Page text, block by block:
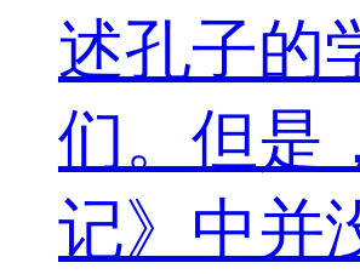
述孔子的
们。但是
记》中并